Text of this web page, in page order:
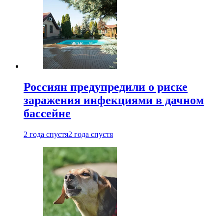
Россиян предупредили о риске
заражения инфекциями в дачном
бассейне
2 года спустя2 года спустя